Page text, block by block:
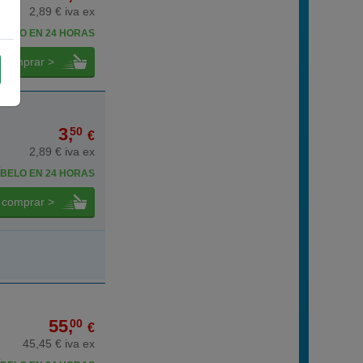
2,89 € iva ex
EN 24 HORAS
comprar >
3,50 €
2,89 € iva ex
EN 24 HORAS
comprar >
55,00 €
45,45 € iva ex